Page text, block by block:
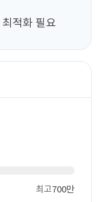
적화 필요
최고700만